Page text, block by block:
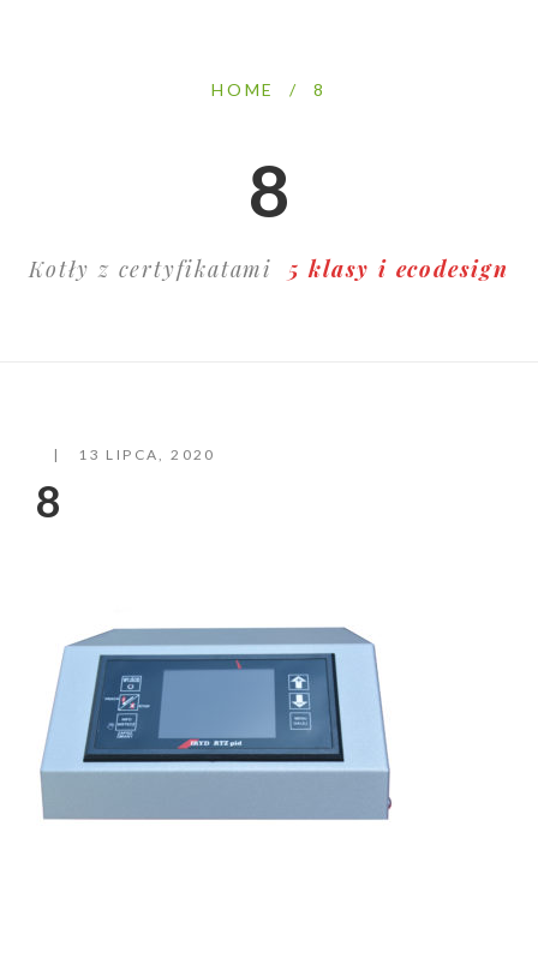
HOME / 8
8
Kotły z certyfikatami 5 klasy i ecodesign
13 LIPCA, 2020
8